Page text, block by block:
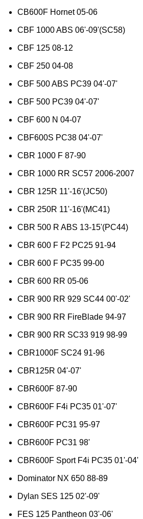
CB600F Hornet 05-06
CBF 1000 ABS 06'-09'(SC58)
CBF 125 08-12
CBF 250 04-08
CBF 500 ABS PC39 04'-07'
CBF 500 PC39 04'-07'
CBF 600 N 04-07
CBF600S PC38 04'-07'
CBR 1000 F 87-90
CBR 1000 RR SC57 2006-2007
CBR 125R 11'-16'(JC50)
CBR 250R 11'-16'(MC41)
CBR 500 R ABS 13-15'(PC44)
CBR 600 F F2 PC25 91-94
CBR 600 F PC35 99-00
CBR 600 RR 05-06
CBR 900 RR 929 SC44 00'-02'
CBR 900 RR FireBlade 94-97
CBR 900 RR SC33 919 98-99
CBR1000F SC24 91-96
CBR125R 04'-07'
CBR600F 87-90
CBR600F F4i PC35 01'-07'
CBR600F PC31 95-97
CBR600F PC31 98'
CBR600F Sport F4i PC35 01'-04'
Dominator NX 650 88-89
Dylan SES 125 02'-09'
FES 125 Pantheon 03'-06'